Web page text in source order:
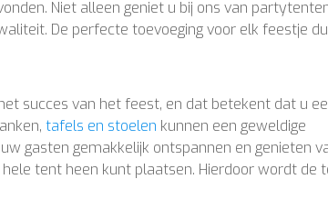
Niet alleen geniet u bij ons van
De perfecte toevoeging voor elk feestje
succes van het feest, en dat betekent dat u
tafels en stoelen kunnen een geweldige
gasten gemakkelijk ontspannen en genieten
tent heen kunt plaatsen. Hierdoor wordt de